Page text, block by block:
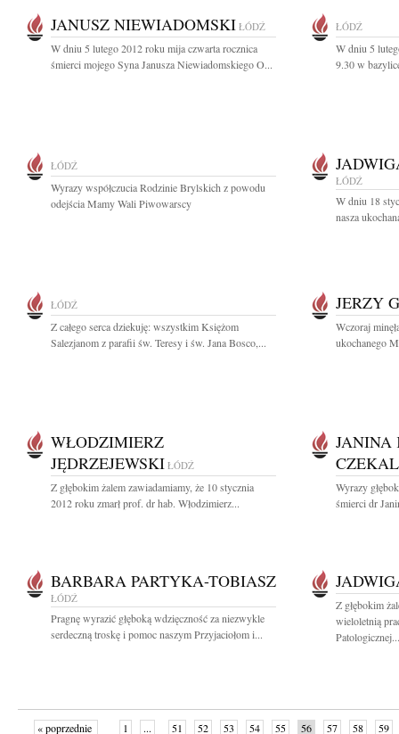
JANUSZ NIEWIADOMSKI ŁÓDŹ
W dniu 5 lutego 2012 roku mija czwarta rocznica
śmierci mojego Syna Janusza Niewiadomskiego O...
ŁÓDŹ
W dniu 5
9.30 w
ŁÓDŹ
Wyrazy współczucia Rodzinie Brylskich z powodu
odejścia Mamy Wali Piwowarscy
ŁÓDŹ
W dniu 18
nasza
ŁÓDŹ
Z całego serca dziekuję: wszystkim Księżom
Salezjanom z parafii św. Teresy i św. Jana Bosco,...
JERZY
Wczoraj
ukochanego
WŁODZIMIERZ
JĘDRZEJEWSKI ŁÓDŹ
Z głębokim żalem zawiadamiamy, że 10 stycznia
2012 roku zmarł prof. dr hab. Włodzimierz...
JANINA
Wyrazy
śmierci dr
BARBARA PARTYKA-TOBIASZ
ŁÓDŹ
Pragnę wyrazić głęboką wdzięczność za niezwykle
serdeczną troskę i pomoc naszym Przyjaciołom i...
Z głębokim
wieloletnią
Patologicznej...
« poprzednie 1 ... 51 52 53 54 55 56 57 58 59